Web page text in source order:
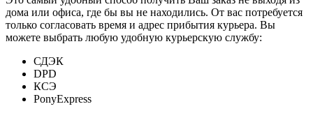
дома или офиса, где бы вы не находились. От вас потребуется
только согласовать время и адрес прибытия курьера. Вы
можете выбрать любую удобную курьерскую службу:
СДЭК
DPD
КСЭ
PonyExpress